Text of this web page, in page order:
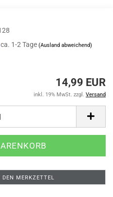
ca. 1-2 Tage(Ausland abweichend)
14,99 EUR
inkl. 19% MwSt. zzgl. Versand
DEN MERKZETTEL